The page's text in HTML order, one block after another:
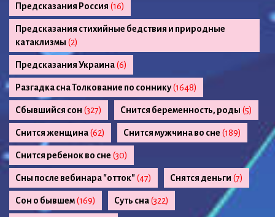
Предсказания Россия (16)
Предсказания стихийные бедствия и природные
катаклизмы (2)
Предсказания Украина(6)
Разгадка сна Толкование по соннику(1648)
Сбывшийся сон (327) Снится беременность, роды (5)
Снится женщина(62) Снится мужчина во сне (189)
Снится ребенок во сне (30)
Сны после вебинара "отток"(47) Снятся деньги (7)
Сон о бывшем(169) Суть сна(322)